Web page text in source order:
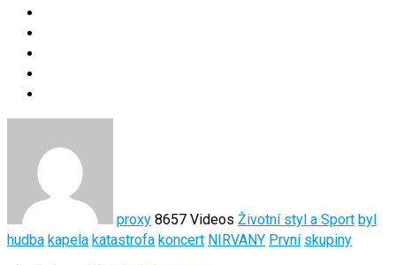
proxy 8657 Videos Životní styl a Sport byl
hudba kapela katastrofa koncert NIRVANY První skupiny